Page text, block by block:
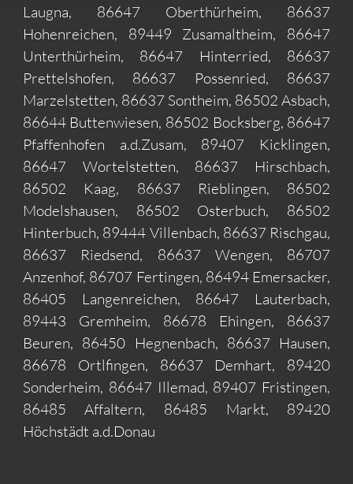
Laugna, 86647 Oberthürheim, 86637
Hohenreichen, 89449 Zusamaltheim, 86647
Unterthürheim, 86647 Hinterried, 86637
Prettelshofen, 86637 Possenried, 86637
Marzelstetten, 86637 Sontheim, 86502 Asbach,
86644 Buttenwiesen, 86502 Bocksberg, 86647
Pfaffenhofen a.d.Zusam, 89407 Kicklingen,
86647 Wortelstetten, 86637 Hirschbach,
86502 Kaag, 86637 Rieblingen, 86502
Modelshausen, 86502 Osterbuch, 86502
Hinterbuch, 89444 Villenbach, 86637 Rischgau,
86637 Riedsend, 86637 Wengen, 86707
Anzenhof, 86707 Fertingen, 86494 Emersacker,
86405 Langenreichen, 86647 Lauterbach,
89443 Gremheim, 86678 Ehingen, 86637
Beuren, 86450 Hegnenbach, 86637 Hausen,
86678 Ortlfingen, 86637 Demhart, 89420
Sonderheim, 86647 Illemad, 89407 Fristingen,
86485 Affaltern, 86485 Markt, 89420
Höchstädt a.d.Donau